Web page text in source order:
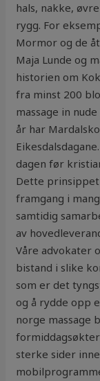
hals, nakke,
rygg. For
Mormor og de
Maja Lunde og
historien om
fra minst 200
massage in
år har
dagen før
Dette prinsippet
framgang i
samtidig
av
Våre advokater
bistand i slike
som er det
og å rydde opp
norge massage
sterke sider